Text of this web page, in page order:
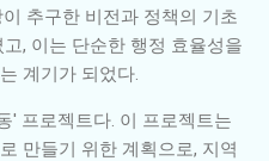
추구한 비전과 정책의 기초
, 이는 단순한 행정 효율성을
계기가 되었다.
' 프로젝트다. 이 프로젝트는
만들기 위한 계획으로, 지역